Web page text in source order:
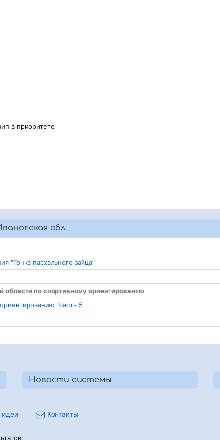
в приоритете
обл.
"Гонка пасхального зайца"
по спортивному ориентированию
Часть 5
Новости системы
Контакты